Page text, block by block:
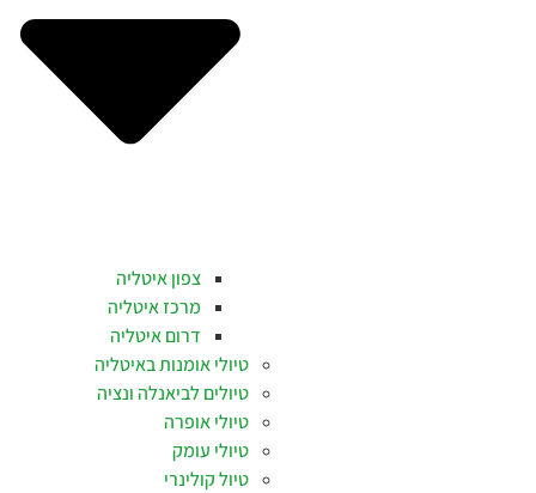
צפון איטליה
מרכז איטליה
דרום איטליה
טיולי אומנות באיטליה
טיולים לביאנלה ונציה
טיולי אופרה
טיולי עומק
טיול קולינרי